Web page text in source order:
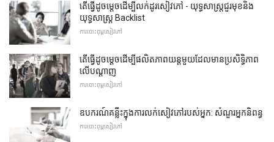
តើធ្វើដូចម្តេចដើម្បីលក់ដូរសៀវភៅ - យុទ្ធសាស្រ្តជួរមុខនិង
យុទ្ធសាស្រ្ត Backlist
ការបោះពុម្ពសៀវភៅ
តើធ្វើដូចម្តេចដើម្បីផលិតភាពយន្តមួយដែលមានប្រសិទ្ធិភាព
លើបណ្តាញ
ការបោះពុម្ពសៀវភៅ
ឧបករណ៍គន្លឹះក្នុងការលក់សៀវភៅរបស់អ្នក: សំណួរអ្នកនិពន្ធ
ការបោះពុម្ពសៀវភៅ